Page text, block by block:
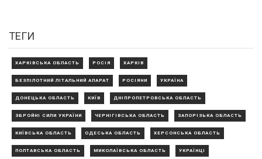
ТЕГИ
ХАРКІВСЬКА ОБЛАСТЬ РОСІЯ ХАРКІВ
БЕЗПІЛОТНИЙ ЛІТАЛЬНИЙ АПАРАТ РОСІЯНИ УКРАЇНА
ДОНЕЦЬКА ОБЛАСТЬ КИЇВ ДНІПРОПЕТРОВСЬКА ОБЛАСТЬ
ЗБРОЙНІ СИЛИ УКРАЇНИ ЧЕРНІГІВСЬКА ОБЛАСТЬ ЗАПОРІЗЬКА ОБЛАСТЬ
КИЇВСЬКА ОБЛАСТЬ ОДЕСЬКА ОБЛАСТЬ ХЕРСОНСЬКА ОБЛАСТЬ
ПОЛТАВСЬКА ОБЛАСТЬ МИКОЛАЇВСЬКА ОБЛАСТЬ УКРАЇНЦІ